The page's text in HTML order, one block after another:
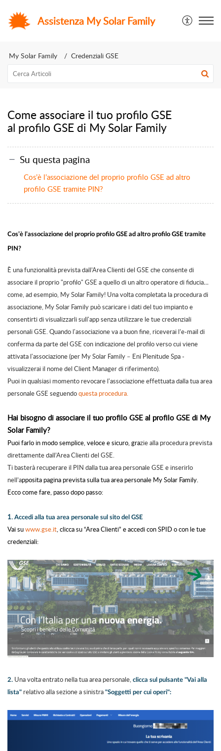
Assistenza My Solar Family
My Solar Family Credenziali GSE
Come associare il tuo profilo GSE
al profilo GSE di My Solar Family
Su questa pagina
Cos’è l’associazione del proprio profilo GSE ad altro
profilo GSE tramite PIN?
Cos’è l’associazione del proprio profilo GSE ad altro profilo GSE tramite
PIN?
È una funzionalità prevista dall’Area Clienti del GSE che consente di
associare il proprio "profilo" GSE a quello di un altro operatore di fiducia…
come, ad esempio, My Solar Family! Una volta completata la procedura di
associazione, My Solar Family può scaricare i dati del tuo impianto e
consentirti di visualizzarli sull'app senza utilizzare le tue credenziali
personali GSE. Quando l'associazione va a buon fine, riceverai l’e-mail di
conferma da parte del GSE con indicazione del profilo verso cui viene
attivata l'associazione (per My Solar Family – Eni Plenitude Spa -
visualizzerai il nome del Client Manager di riferimento).
Puoi in qualsiasi momento revocare l'associazione effettuata dalla tua area
personale GSE seguendoquesta procedura.
Hai bisogno di associare il tuo profilo GSE al profilo GSE di My
Solar Family?
Puoi farlo in modo semplice, veloce e sicuro, grazie alla procedura prevista
direttamente dall’Area Clienti del GSE.
Ti basterà recuperare il PIN dalla tua area personale GSE e inserirlo
nell’apposita pagina prevista sulla tua area personale My Solar Family.
Ecco come fare, passo dopo passo:
1. Accedi alla tua area personale sul sito del GSE
Vai suwww.gse.it, clicca su “Area Clienti” e accedi con SPID o con le tue
credenziali:
2. Una volta entrato nella tua area personale, clicca sul pulsante "Vai alla
lista" relativo alla sezione a sinistra "Soggetti per cui operi":